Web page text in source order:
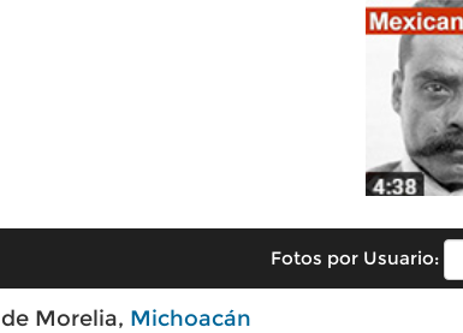
Fotos por Usuario:
Morelia, Michoacán